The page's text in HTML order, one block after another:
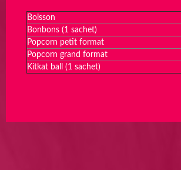
Boisson
Bonbons (1 sachet)
Popcorn petit format
Popcorn grand format
Kitkat ball (1 sachet)